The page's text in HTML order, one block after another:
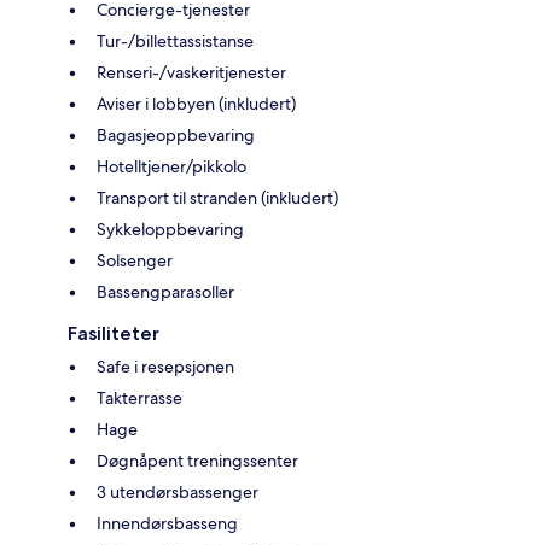
Concierge-tjenester
Tur-/billettassistanse
Renseri-/vaskeritjenester
Aviser i lobbyen (inkludert)
Bagasjeoppbevaring
Hotelltjener/pikkolo
Transport til stranden (inkludert)
Sykkeloppbevaring
Solsenger
Bassengparasoller
Fasiliteter
Safe i resepsjonen
Takterrasse
Hage
Døgnåpent treningssenter
3 utendørsbassenger
Innendørsbasseng